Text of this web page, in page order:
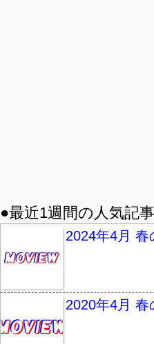
●最近1週間の人気記事
2024年4月 春
2020年4月 春